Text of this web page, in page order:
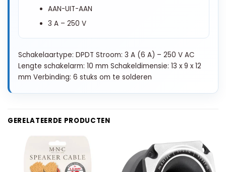
AAN-UIT-AAN
3 A – 250 V
Schakelaartype: DPDT Stroom: 3 A (6 A) – 250 V AC
Lengte schakelarm: 10 mm Schakeldimensie: 13 x 9 x 12
mm Verbinding: 6 stuks om te solderen
GERELATEERDE PRODUCTEN